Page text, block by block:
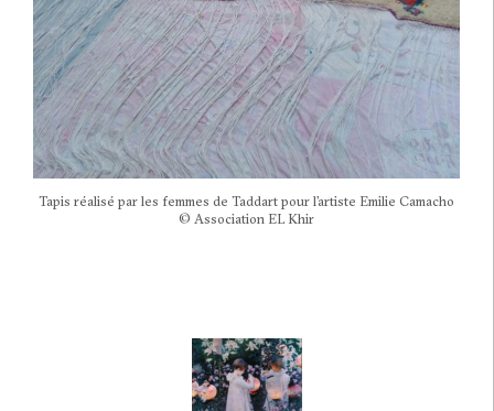
Tapis réalisé par les femmes de Taddart pour l’artiste Emilie Camacho
© Association EL Khir